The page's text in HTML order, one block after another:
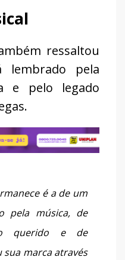
ressaltou
pela
e pelo legado
é a de um
pela música, de
querido e de
sua marca através